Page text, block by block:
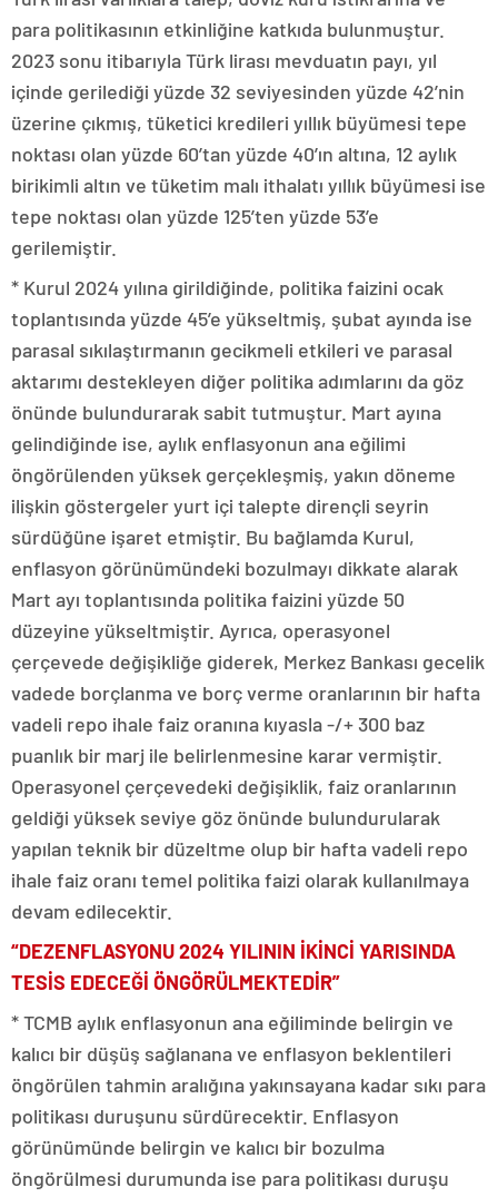
para politikasının etkinliğine katkıda bulunmuştur.
2023 sonu itibarıyla Türk lirası mevduatın payı, yıl
içinde gerilediği yüzde 32 seviyesinden yüzde 42’nin
üzerine çıkmış, tüketici kredileri yıllık büyümesi tepe
noktası olan yüzde 60’tan yüzde 40’ın altına, 12 aylık
birikimli altın ve tüketim malı ithalatı yıllık büyümesi ise
tepe noktası olan yüzde 125’ten yüzde 53’e
gerilemiştir.
* Kurul 2024 yılına girildiğinde, politika faizini ocak
toplantısında yüzde 45’e yükseltmiş, şubat ayında ise
parasal sıkılaştırmanın gecikmeli etkileri ve parasal
aktarımı destekleyen diğer politika adımlarını da göz
önünde bulundurarak sabit tutmuştur. Mart ayına
gelindiğinde ise, aylık enflasyonun ana eğilimi
öngörülenden yüksek gerçekleşmiş, yakın döneme
ilişkin göstergeler yurt içi talepte dirençli seyrin
sürdüğüne işaret etmiştir. Bu bağlamda Kurul,
enflasyon görünümündeki bozulmayı dikkate alarak
Mart ayı toplantısında politika faizini yüzde 50
düzeyine yükseltmiştir. Ayrıca, operasyonel
çerçevede değişikliğe giderek, Merkez Bankası gecelik
vadede borçlanma ve borç verme oranlarının bir hafta
vadeli repo ihale faiz oranına kıyasla -/+ 300 baz
puanlık bir marj ile belirlenmesine karar vermiştir.
Operasyonel çerçevedeki değişiklik, faiz oranlarının
geldiği yüksek seviye göz önünde bulundurularak
yapılan teknik bir düzeltme olup bir hafta vadeli repo
ihale faiz oranı temel politika faizi olarak kullanılmaya
devam edilecektir.
“DEZENFLASYONU 2024 YILININ İKİNCİ YARISINDA
TESİS EDECEĞİ ÖNGÖRÜLMEKTEDİR”
* TCMB aylık enflasyonun ana eğiliminde belirgin ve
kalıcı bir düşüş sağlanana ve enflasyon beklentileri
öngörülen tahmin aralığına yakınsayana kadar sıkı para
politikası duruşunu sürdürecektir. Enflasyon
görünümünde belirgin ve kalıcı bir bozulma
öngörülmesi durumunda ise para politikası duruşu